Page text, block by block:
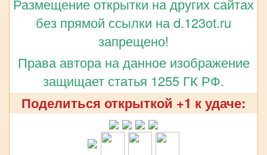
Размещение открытки на других сайтах
без прямой ссылки на d.123ot.ru
запрещено!
Права автора на данное изображение
защищает статья 1255 ГК РФ.
Поделиться открыткой +1 к удаче: